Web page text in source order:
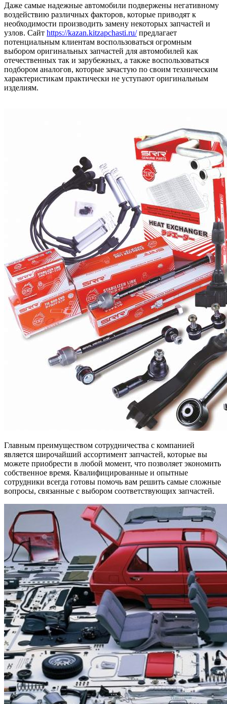
Даже самые надежные автомобили подвержены негативному
воздействию различных факторов, которые приводят к
необходимости производить замену некоторых запчастей и
узлов. Сайт https://kazan.kitzapchasti.ru/предлагает
потенциальным клиентам воспользоваться огромным
выбором оригинальных запчастей для автомобилей как
отечественных так и зарубежных, а также воспользоваться
подбором аналогов, которые зачастую по своим техническим
характеристикам практически не уступают оригинальным
изделиям.
Главным преимуществом сотрудничества с компанией
является широчайший ассортимент запчастей, которые вы
можете приобрести в любой момент, что позволяет экономить
собственное время. Квалифицированные и опытные
сотрудники всегда готовы помочь вам решить самые сложные
вопросы, связанные с выбором соответствующих запчастей.